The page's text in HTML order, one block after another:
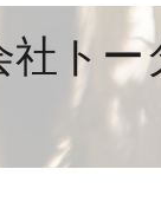
トー